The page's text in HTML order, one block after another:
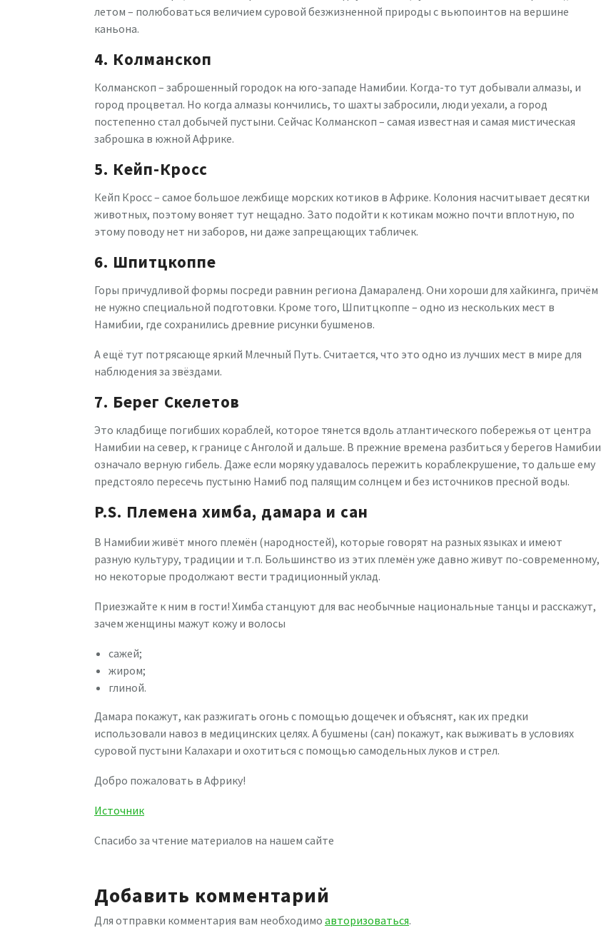
летом – полюбоваться величием суровой безжизненной природы с вьюпоинтов на вершине
каньона.
4. Колманскоп
Колманскоп – заброшенный городок на юго-западе Намибии. Когда-то тут добывали алмазы, и
город процветал. Но когда алмазы кончились, то шахты забросили, люди уехали, а город
постепенно стал добычей пустыни. Сейчас Колманскоп – самая известная и самая мистическая
заброшка в южной Африке.
5. Кейп-Кросс
Кейп Кросс – самое большое лежбище морских котиков в Африке. Колония насчитывает десятки
животных, поэтому воняет тут нещадно. Зато подойти к котикам можно почти вплотную, по
этому поводу нет ни заборов, ни даже запрещающих табличек.
6. Шпитцкоппе
Горы причудливой формы посреди равнин региона Дамараленд. Они хороши для хайкинга, причём
не нужно специальной подготовки. Кроме того, Шпитцкоппе – одно из нескольких мест в
Намибии, где сохранились древние рисунки бушменов.
А ещё тут потрясающе яркий Млечный Путь. Считается, что это одно из лучших мест в мире для
наблюдения за звёздами.
7. Берег Скелетов
Это кладбище погибших кораблей, которое тянется вдоль атлантического побережья от центра
Намибии на север, к границе с Анголой и дальше. В прежние времена разбиться у берегов Намибии
означало верную гибель. Даже если моряку удавалось пережить кораблекрушение, то дальше ему
предстояло пересечь пустыню Намиб под палящим солнцем и без источников пресной воды.
P.S. Племена химба, дамара и сан
В Намибии живёт много племён (народностей), которые говорят на разных языках и имеют
разную культуру, традиции и т.п. Большинство из этих племён уже давно живут по-современному,
но некоторые продолжают вести традиционный уклад.
Приезжайте к ним в гости! Химба станцуют для вас необычные национальные танцы и расскажут,
зачем женщины мажут кожу и волосы
сажей;
жиром;
глиной.
Дамара покажут, как разжигать огонь с помощью дощечек и объяснят, как их предки
использовали навоз в медицинских целях. А бушмены (сан) покажут, как выживать в условиях
суровой пустыни Калахари и охотиться с помощью самодельных луков и стрел.
Добро пожаловать в Африку!
Источник
Спасибо за чтение материалов на нашем сайте
Добавить комментарий
Для отправки комментария вам необходимо авторизоваться.